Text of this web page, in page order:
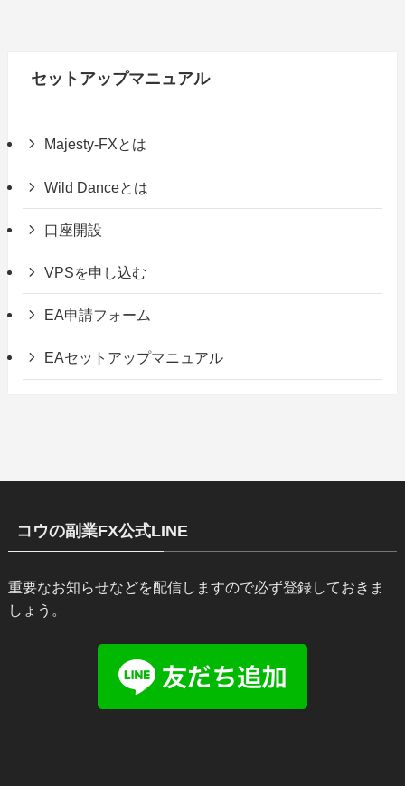
セットアップマニュアル
Majesty-FXとは
Wild Danceとは
口座開設
VPSを申し込む
EA申請フォーム
EAセットアップマニュアル
コウの副業FX公式LINE
重要なお知らせなどを配信しますので必ず登録しておきま
しょう。